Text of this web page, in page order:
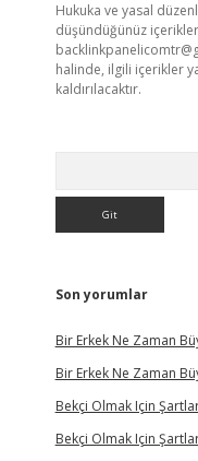
Hukuka ve yasal
düşündüğünüz
halinde, ilgili içerikler
kaldırılacaktır.
Son yorumlar
Bir Erkek Ne Zaman
Bir Erkek Ne Zaman
Bekçi Olmak Için
Bekçi Olmak Için